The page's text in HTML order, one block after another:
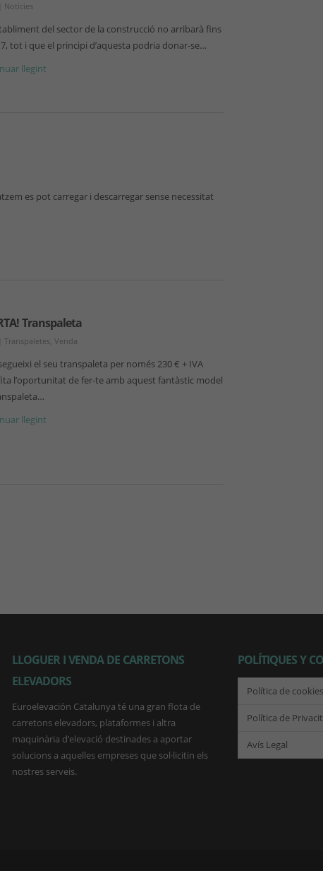
Noticies
del sector de la construcció no arribarà fins
tot i que el principi d’aquesta podria donar-se…
llegint
es pot carregar i descarregar sense necessitat
Transpaleta
Transpaletes,Venda
el seu transpaleta per només 230 € + IVA
l’oportunitat de fer-te amb aquest fantàstic model
llegint
LLOGUER I VENDA DE CARRETONS
ELEVADORS
Euroelevación Catalunya té una gran flota de
carretons elevadors, plataformes i altra
maquinària d’elevació destinades a aportar
solucions a aquelles empreses que sol·licitin els
nostres serveis.
POLÍTIQUES Y
Política de cookies
Política de
Avís Legal